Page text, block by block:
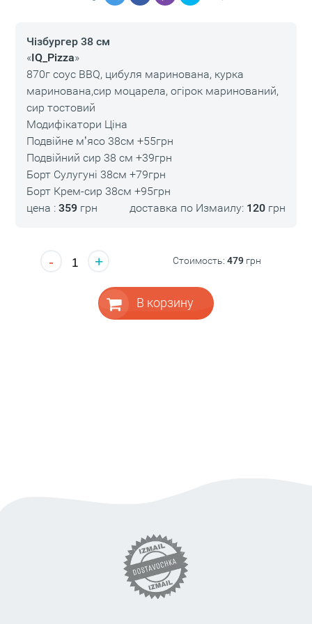
Чізбургер 38 см
«IQ_Pizza»
870г соус BBQ, цибуля маринована, курка
маринована,сир моцарела, огірок маринований,
сир тостовий
Модифікатори Ціна
Подвійне мʼясо 38см +55грн
Подвійний сир 38 см +39грн
Борт Сулугуні 38см +79грн
Борт Крем-сир 38см +95грн
цена : 359грн доставка по Измаилу: 120 грн
- + Стоимость:479 грн
В корзину